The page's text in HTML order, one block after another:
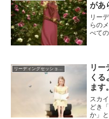
があ
リー
らの
べて
リー
くる
ます。
スカ
どき
か」